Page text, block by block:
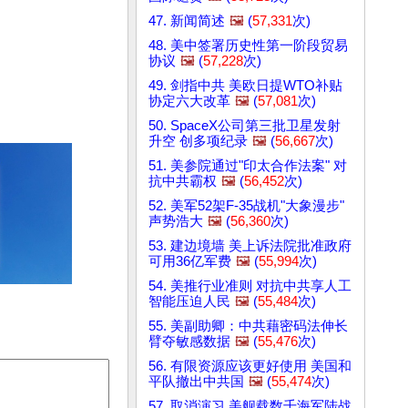
47. 新闻简述 🖼️ (57,331次)
48. 美中签署历史性第一阶段贸易
协议 🖼️ (57,228次)
49. 剑指中共 美欧日提WTO补贴
协定六大改革 🖼️ (57,081次)
50. SpaceX公司第三批卫星发射
升空 创多项纪录 🖼️ (56,667次)
51. 美参院通过"印太合作法案" 对
抗中共霸权 🖼️ (56,452次)
52. 美军52架F-35战机"大象漫步"
声势浩大 🖼️ (56,360次)
53. 建边境墙 美上诉法院批准政府
可用36亿军费 🖼️ (55,994次)
54. 美推行业准则 对抗中共享人工
智能压迫人民 🖼️ (55,484次)
55. 美副助卿：中共藉密码法伸长
臂夺敏感数据 🖼️ (55,476次)
56. 有限资源应该更好使用 美国和
平队撤出中共国 🖼️ (55,474次)